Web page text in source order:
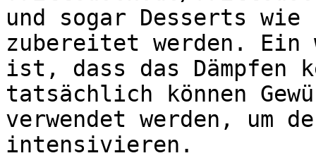
und sogar Desserts wie
zubereitet werden. Ein
ist, dass das Dämpfen
tatsächlich können
verwendet werden, um
intensivieren.